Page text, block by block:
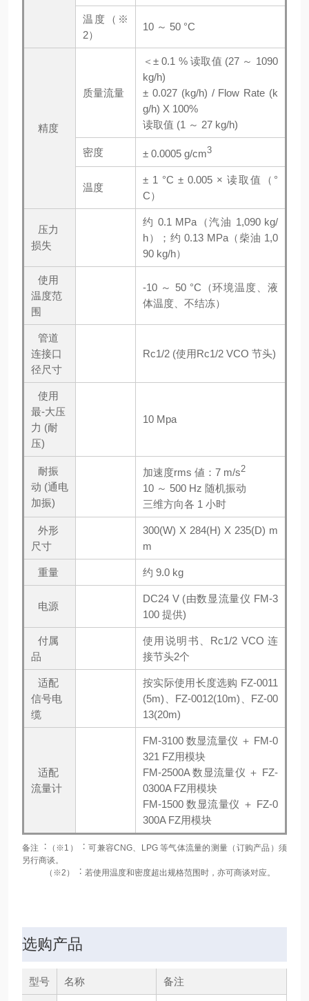
温度（※
2）
10 ～ 50 °C
精度
质量流量
＜± 0.1 % 读取值 (27 ～ 1090
kg/h)
± 0.027 (kg/h) / Flow Rate (k
g/h) X 100%
读取值 (1 ～ 27 kg/h)
密度 ± 0.0005 g/cm3
温度
± 1 °C ± 0.005 × 读取值（°
C）
压力
损失
约 0.1 MPa（汽油 1,090 kg/
h）；约 0.13 MPa（柴油 1,0
90 kg/h）
使用
温度范
围
-10 ～ 50 °C（环境温度、液
体温度、不结冻）
管道
连接口
径尺寸
Rc1/2 (使用Rc1/2 VCO 节头)
使用
最-大压
力 (耐
压)
10 Mpa
耐振
动 (通电
加振)
加速度rms 値：7 m/s2
10 ～ 500 Hz 随机振动
三维方向各 1 小时
外形
尺寸
300(W) X 284(H) X 235(D) m
m
重量 约 9.0 kg
电源
DC24 V (由数显流量仪 FM-3
100 提供)
付属
品
使用说明书、Rc1/2 VCO 连
接节头2个
适配
信号电
缆
按实际使用长度选购 FZ-0011
(5m)、FZ-0012(10m)、FZ-00
13(20m)
适配
流量计
FM-3100 数显流量仪 ＋ FM-0
321 FZ用模块
FM-2500A 数显流量仪 ＋ FZ-
0300A FZ用模块
FM-1500 数显流量仪 ＋ FZ-0
300A FZ用模块
备注︓（※1）︓ 可兼容CNG、LPG 等气体流量的测量（订购产品）须
另行商谈。
（※2）︓ 若使用温度和密度超出规格范围时，亦可商谈对应。
选购产品
型号 名称 备注